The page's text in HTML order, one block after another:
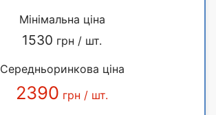
Мінімальна ціна
1530 грн / шт.
Середньоринкова ціна
2390 грн / шт.